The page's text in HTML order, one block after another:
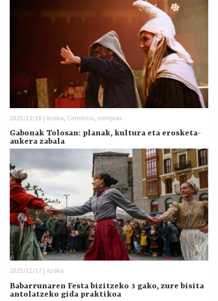
2025/12/16 | Azoka, Comercio, compras
Gabonak Tolosan: planak, kultura eta erosketa-
aukera zabala
2025/11/17 | Azoka
Babarrunaren Festa bizitzeko 3 gako, zure bisita
antolatzeko gida praktikoa